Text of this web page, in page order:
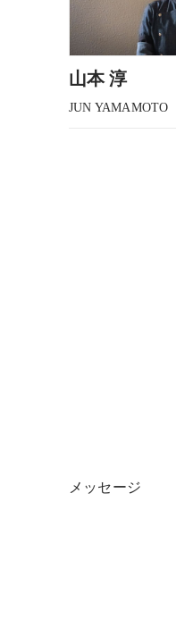
山本 淳
JUN YAMAMOTO
メッセージ